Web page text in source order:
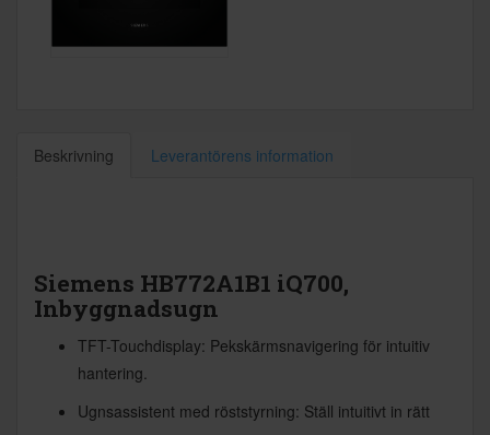
Beskrivning Leverantörens information
Siemens HB772A1B1 iQ700,
Inbyggnadsugn
TFT-Touchdisplay: Pekskärmsnavigering för intuitiv
hantering.
Ugnsassistent med röststyrning: Ställ intuitivt in rätt